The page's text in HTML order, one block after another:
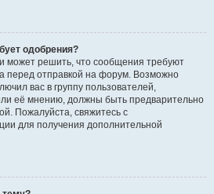
одобрения?
может решить, что сообщения требуют
перед отправкой на форум. Возможно
вас в группу пользователей,
её мнению, должны быть предварительно
Пожалуйста, свяжитесь с
для получения дополнительной